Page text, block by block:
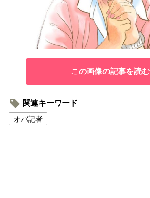
この画像の記事を読む
関連キーワード
オバ記者